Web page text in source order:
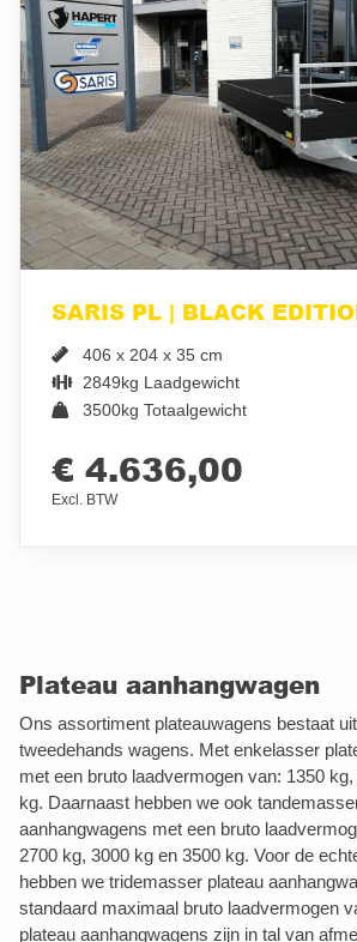
SARIS PL | BLACK
406 x 204 x 35 cm
2849kg Laadgewicht
3500kg Totaalgewicht
€ 4.636,00
Excl. BTW
Plateau aanhangwagen
Ons assortiment plateauwagens bestaat
tweedehands wagens. Met enkelasser
met een bruto laadvermogen van: 1350
kg. Daarnaast hebben we ook
aanhangwagens met een bruto
2700 kg, 3000 kg en 3500 kg. Voor de
hebben we tridemasser plateau
standaard maximaal bruto laadvermogen
plateau aanhangwagens zijn in tal van